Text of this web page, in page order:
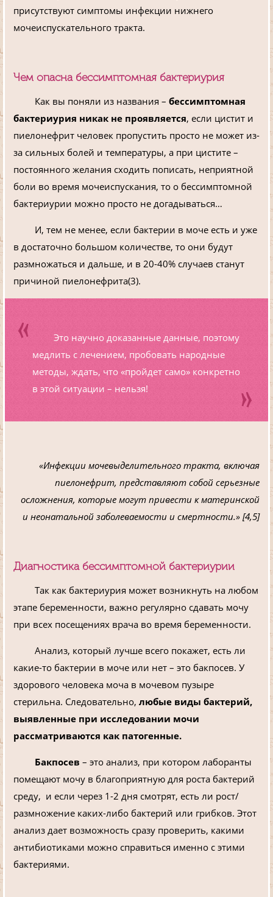
присутствуют симптомы инфекции нижнего
мочеиспускательного тракта.
Чем опасна бессимптомная бактериурия
Как вы поняли из названия – бессимптомная
бактериурия никак не проявляется, если цистит и
пиелонефрит человек пропустить просто не может из-
за сильных болей и температуры, а при цистите –
постоянного желания сходить пописать, неприятной
боли во время мочеиспускания, то о бессимптомной
бактериурии можно просто не догадываться…
И, тем не менее, если бактерии в моче есть и уже
в достаточно большом количестве, то они будут
размножаться и дальше, и в 20-40% случаев станут
причиной пиелонефрита(3).
Это научно доказанные данные, поэтому
медлить с лечением, пробовать народные
методы, ждать, что «пройдет само» конкретно
в этой ситуации – нельзя!
«Инфекции мочевыделительного тракта, включая
пиелонефрит, представляют собой серьезные
осложнения, которые могут привести к материнской
и неонатальной заболеваемости и смертности.» [4,5]
Диагностика бессимптомной бактериурии
Так как бактериурия может возникнуть на любом
этапе беременности, важно регулярно сдавать мочу
при всех посещениях врача во время беременности.
Анализ, который лучше всего покажет, есть ли
какие-то бактерии в моче или нет – это бакпосев. У
здорового человека моча в мочевом пузыре
стерильна. Следовательно, любые виды бактерий,
выявленные при исследовании мочи
рассматриваются как патогенные.
Бакпосев – это анализ, при котором лаборанты
помещают мочу в благоприятную для роста бактерий
среду, и если через 1-2 дня смотрят, есть ли рост/
размножение каких-либо бактерий или грибков. Этот
анализ дает возможность сразу проверить, какими
антибиотиками можно справиться именно с этими
бактериями.